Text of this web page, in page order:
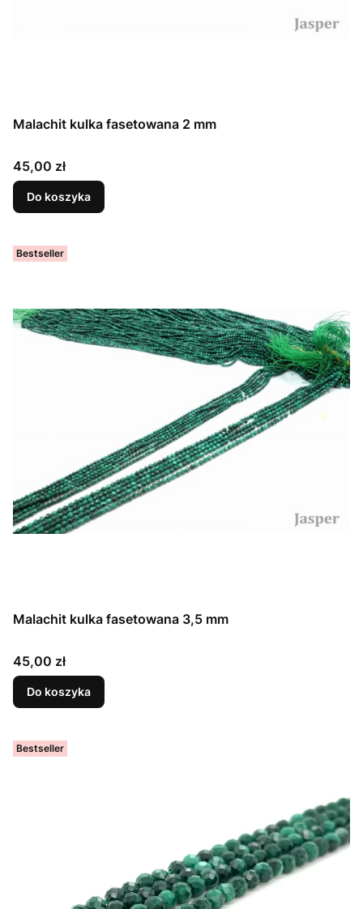
Malachit kulka fasetowana 2 mm
Cena
45,00 zł
Do koszyka
Bestseller
Malachit kulka fasetowana 3,5 mm
Cena
45,00 zł
Do koszyka
Bestseller